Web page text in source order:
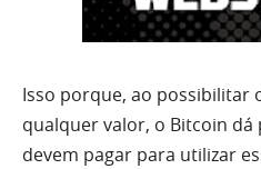
Isso porque, ao possibilitar
qualquer valor, o Bitcoin
devem pagar para utilizar